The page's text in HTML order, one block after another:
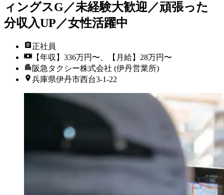
ィングスG／未経験大歓迎／頑張った
分収入UP／女性活躍中
正社員
【年収】336万円〜、【月給】28万円〜
阪急タクシー株式会社 (伊丹営業所)
兵庫県伊丹市西台3-1-22